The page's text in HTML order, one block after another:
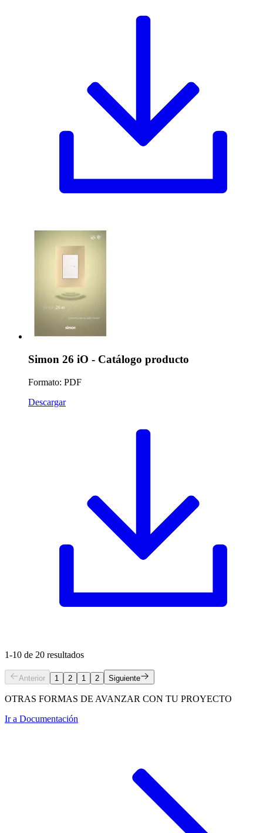
Simon 26 iO - Catálogo producto
Formato: PDF
Descargar
1-10 de 20 resultados
Anterior 1 2 1 2 Siguiente
OTRAS FORMAS DE AVANZAR CON TU PROYECTO
Ir a Documentación